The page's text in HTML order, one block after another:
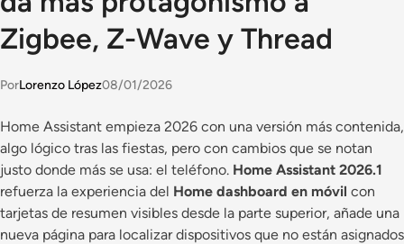
Zigbee, Z-Wave y Thread
PorLorenzo López08/01/2026
Home Assistant empieza 2026 con una versión más contenida,
algo lógico tras las fiestas, pero con cambios que se notan
justo donde más se usa: el teléfono. Home Assistant 2026.1
refuerza la experiencia del Home dashboard en móvil con
tarjetas de resumen visibles desde la parte superior, añade una
nueva página para localizar dispositivos que no están asignados